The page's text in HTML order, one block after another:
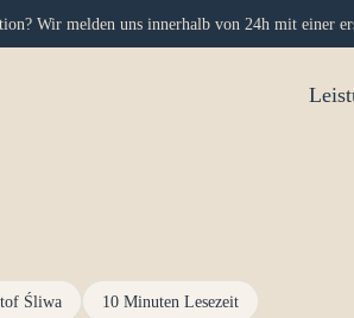
Wir melden uns innerhalb von 24h mit einer
Śliwa 10 Minuten Lesezeit